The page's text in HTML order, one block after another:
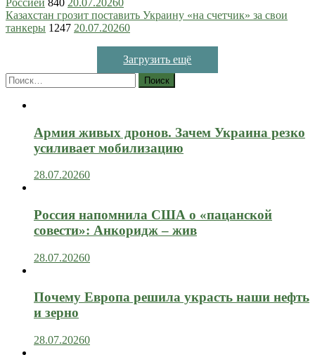
Казахстан грозит поставить Украину «на счетчик» за свои
танкеры 1247 20.07.20260
Загрузить ещё
Найти:
Армия живых дронов. Зачем Украина резко
усиливает мобилизацию
28.07.20260
Россия напомнила США о «пацанской
совести»: Анкоридж – жив
28.07.20260
Почему Европа решила украсть наши нефть
и зерно
28.07.20260